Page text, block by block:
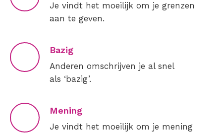
Je vindt het moeilijk om je grenzen
aan te geven.
Bazig
Anderen omschrijven je al snel
als ‘bazig’.
Mening
Je vindt het moeilijk om je mening